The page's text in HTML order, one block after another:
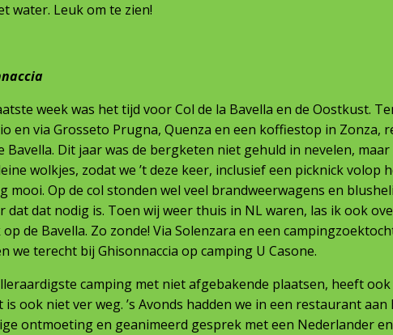
water. Leuk om te zien!
week was het tijd voor Col de la Bavella en de Oostkust.
en via Grosseto Prugna, Quenza en een koffiestop in Zonza,
Bavella. Dit jaar was de bergketen niet gehuld in nevelen,
wolkjes, zodat we ’t deze keer, inclusief een picknick volop
mooi. Op de col stonden wel veel brandweerwagens en
dat dat nodig is. Toen wij weer thuis in NL waren, las ik ook
de Bavella. Zo zonde! Via Solenzara en een
we terecht bij Ghisonnaccia op camping U Casone.
camping met niet afgebakende plaatsen, heeft
is ook niet ver weg. ’s Avonds hadden we in een restaurant
ontmoeting en geanimeerd gesprek met een Nederlander